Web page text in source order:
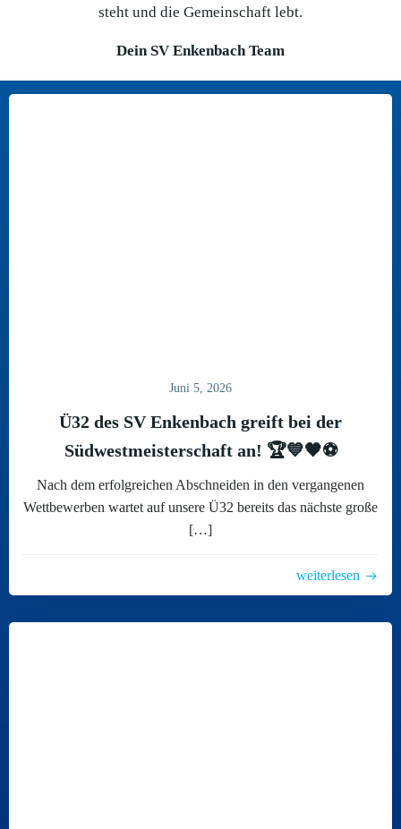
steht und die Gemeinschaft lebt.
Dein SV Enkenbach Team
Juni 5, 2026
Ü32 des SV Enkenbach greift bei der
Südwestmeisterschaft an! 🏆💙🖤⚽
Nach dem erfolgreichen Abschneiden in den vergangenen
Wettbewerben wartet auf unsere Ü32 bereits das nächste große
[…]
weiterlesen